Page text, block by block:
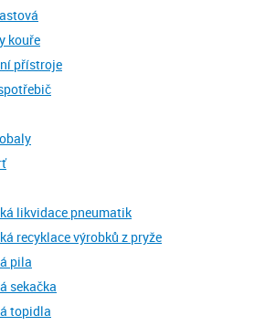
kouře
přístroje
likvidace pneumatik
recyklace výrobků z pryže
pila
sekačka
topidla